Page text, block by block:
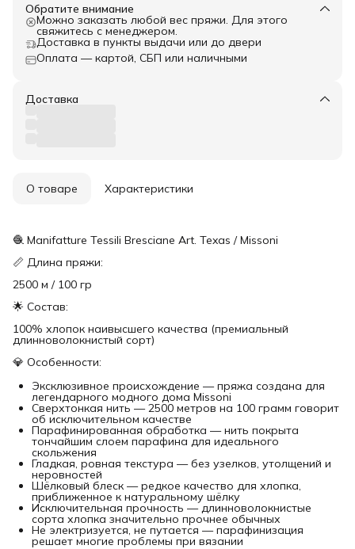
Обратите внимание
Можно заказать любой вес пряжи. Для этого
свяжитесь с менеджером.
Доставка в пункты выдачи или до двери
Оплата — картой, СБП или наличными
Доставка
О товаре Характеристики
🧶 Manifatture Tessili Bresciane Art. Texas / Missoni
📏 Длина пряжи:
2500 м / 100 гр
🌟 Состав:
100% хлопок наивысшего качества (премиальный
длинноволокнистый сорт)
💎 Особенности:
Эксклюзивное происхождение — пряжа создана для
легендарного модного дома Missoni
Сверхтонкая нить — 2500 метров на 100 грамм говорит
об исключительном качестве
Парафинированная обработка — нить покрыта
тончайшим слоем парафина для идеального
скольжения
Гладкая, ровная текстура — без узелков, утолщений и
неровностей
Шёлковый блеск — редкое качество для хлопка,
приближенное к натуральному шёлку
Исключительная прочность — длинноволокнистые
сорта хлопка значительно прочнее обычных
Не электризуется, не путается — парафинизация
решает многие проблемы при вязании